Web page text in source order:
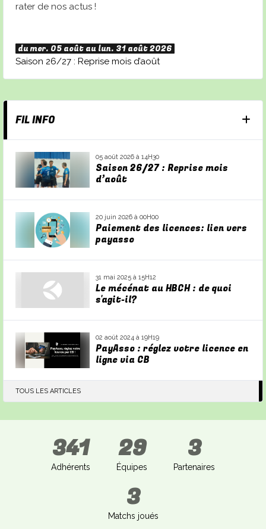
rater de nos actus !
du mer. 05 août au lun. 31 août 2026
Saison 26/27 : Reprise mois d’août
FIL INFO
05 août 2026 à 14H30
Saison 26/27 : Reprise mois
d’août
20 juin 2026 à 00H00
Paiement des licences: lien vers
payasso
31 mai 2025 à 15H12
Le mécénat au HBCH : de quoi
s'agit-il?
02 août 2024 à 19H19
PayAsso : réglez votre licence en
ligne via CB
TOUS LES ARTICLES
341
Adhérents
29
Équipes
3
Partenaires
3
Matchs joués